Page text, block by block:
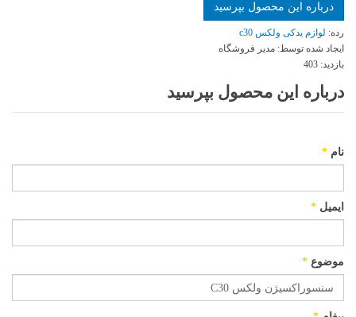
درباره این محصول بپرسید
رده: لوازم یدکی ولکس c30
ایجاد شده توسط: مدیر فروشگاه
بازدید: 403
درباره این محصول بپرسید
نام *
ایمیل *
موضوع *